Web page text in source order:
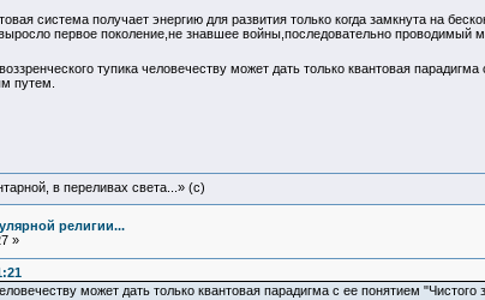
система получает энергию для развития только когда замкнута на
первое поколение,не знавшее войны,последовательно проводимый
тупика человечеству может дать только квантовая
путем.
в переливах света...» (c)
религии...
»
может дать только квантовая парадигма с ее понятием